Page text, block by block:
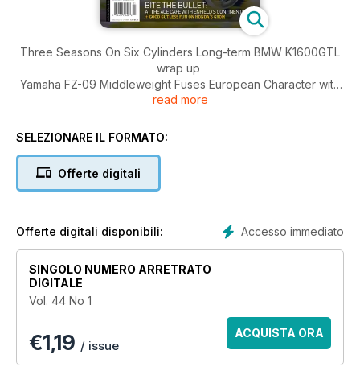
Three Seasons On Six Cylinders Long-term BMW K1600GTL
wrap up
Yamaha FZ-09 Middleweight Fuses European Character with
a Budget Price
Plus Good Gutless Fun on Honda’s Grom
read more
SELEZIONARE IL FORMATO:
Offerte digitali
Accesso immediato
Offerte digitali disponibili:
SINGOLO NUMERO ARRETRATO
DIGITALE
Vol. 44 No 1
€1,19 / issue
ACQUISTA ORA